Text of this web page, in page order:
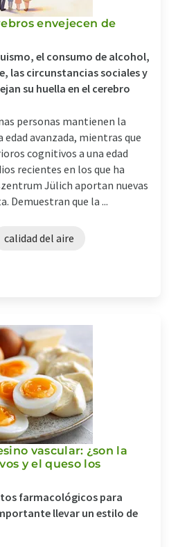
envejecen de
el consumo de alcohol,
las circunstancias sociales y
su huella en el cerebro
personas mantienen la
avanzada, mientras que
cognitivos a una edad
recientes en los que ha
Jülich aportan nuevas
Demuestran que la ...
calidad del aire
vascular: ¿son la
y el queso los
farmacológicos para
llevar un estilo de